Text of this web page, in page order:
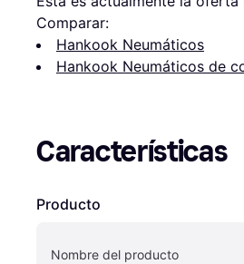
Comparar:
Hankook Neumáticos
Hankook Neumáticos de
Características
Producto
Nombre del producto